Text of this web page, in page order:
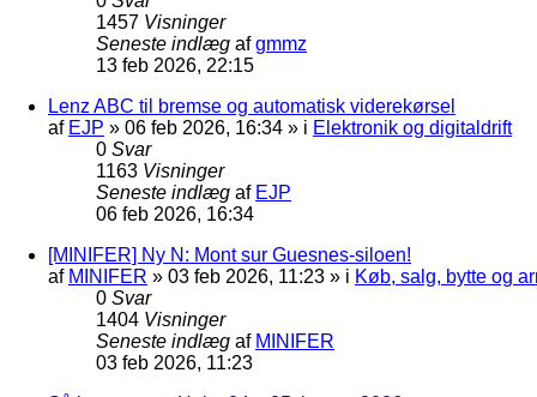
1457 Visninger
Seneste indlæg afgmmz
13 feb 2026, 22:15
Lenz ABC til bremse og automatisk viderekørsel
af EJP » 06 feb 2026, 16:34 » i Elektronik og digitaldrift
0 Svar
1163 Visninger
Seneste indlæg af EJP
06 feb 2026, 16:34
[MINIFER] Ny N: Mont sur Guesnes-siloen!
af MINIFER » 03 feb 2026, 11:23 » i Køb, salg, bytte og
0 Svar
1404 Visninger
Seneste indlæg af MINIFER
03 feb 2026, 11:23